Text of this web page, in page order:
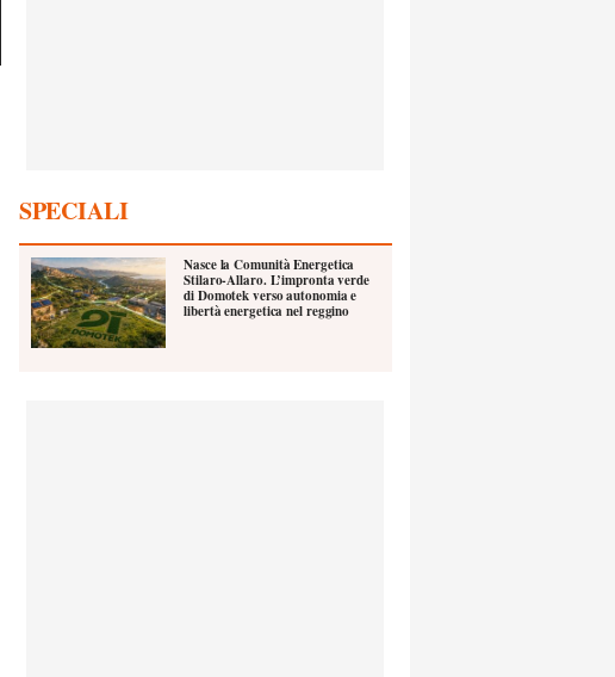
SPECIALI
Nasce la Comunità Energetica
Stilaro-Allaro. L’impronta verde
di Domotek verso autonomia e
libertà energetica nel reggino